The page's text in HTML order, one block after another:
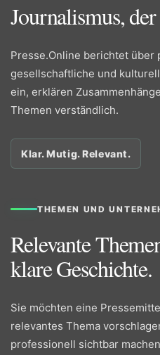
Journalismus,
Presse.Online berichtet
gesellschaftliche und
ein, erklären
Themen verständlich.
Klar. Mutig. Relevant.
THEMEN UND
Relevante
klare Geschichte.
Sie möchten eine
relevantes Thema
professionell sichtbar